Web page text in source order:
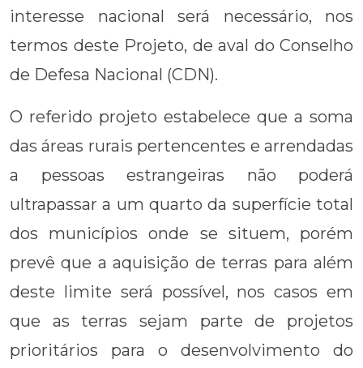
interesse nacional será necessário, nos
termos deste Projeto, de aval do Conselho
de Defesa Nacional (CDN).
O referido projeto estabelece que a soma
das áreas rurais pertencentes e arrendadas
a pessoas estrangeiras não poderá
ultrapassar a um quarto da superfície total
dos municípios onde se situem, porém
prevê que a aquisição de terras para além
deste limite será possível, nos casos em
que as terras sejam parte de projetos
prioritários para o desenvolvimento do